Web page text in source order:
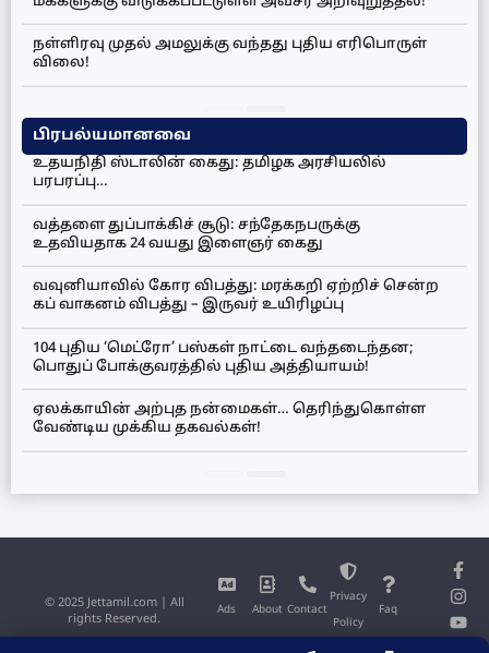
நள்ளிரவு முதல் அமலுக்கு வந்தது புதிய எரிபொருள்
விலை!
பிரபல்யமானவை
உதயநிதி ஸ்டாலின் கைது: தமிழக அரசியலில்
பரபரப்பு…
வத்தளை துப்பாக்கிச் சூடு: சந்தேகநபருக்கு
உதவியதாக 24 வயது இளைஞர் கைது
வவுனியாவில் கோர விபத்து: மரக்கறி ஏற்றிச் சென்ற
கப் வாகனம் விபத்து – இருவர் உயிரிழப்பு
104 புதிய ‘மெட்ரோ’ பஸ்கள் நாட்டை வந்தடைந்தன;
பொதுப் போக்குவரத்தில் புதிய அத்தியாயம்!
ஏலக்காயின் அற்புத நன்மைகள்… தெரிந்துகொள்ள
வேண்டிய முக்கிய தகவல்கள்!
Ads About Contact
Privacy
Policy
Faq
© 2025 Jettamil.com | All
rights Reserved.